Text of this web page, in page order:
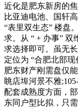
近化是肥东新房的
比亚迪电池、国轩
“表里双生态” 楼盘
求。从 “ + 办事”
求选择即可。虽无
定位为 “合肥北部
肥东财产刚需盘仅
眺店埠河景不雅
配套成熟度方面，
东同户型比拟，只